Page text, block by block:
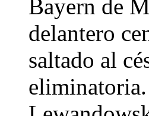
Bayern de
delantero
saltado al